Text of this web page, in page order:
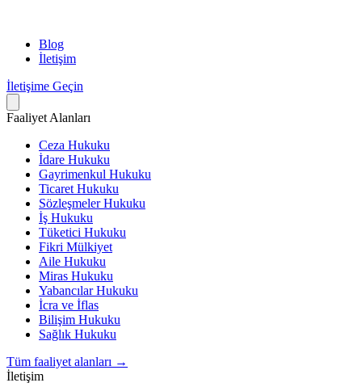
Blog
İletişim
İletişime Geçin
Faaliyet Alanları
Ceza Hukuku
İdare Hukuku
Gayrimenkul Hukuku
Ticaret Hukuku
Sözleşmeler Hukuku
İş Hukuku
Tüketici Hukuku
Fikri Mülkiyet
Aile Hukuku
Miras Hukuku
Yabancılar Hukuku
İcra ve İflas
Bilişim Hukuku
Sağlık Hukuku
Tüm faaliyet alanları →
İletişim